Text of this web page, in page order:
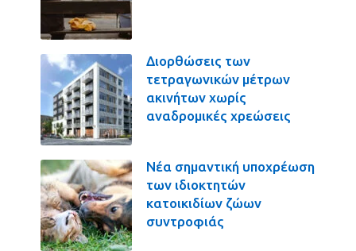
Διορθώσεις των
τετραγωνικών μέτρων
ακινήτων χωρίς
αναδρομικές χρεώσεις
Νέα σημαντική υποχρέωση
των ιδιοκτητών
κατοικιδίων ζώων
συντροφιάς